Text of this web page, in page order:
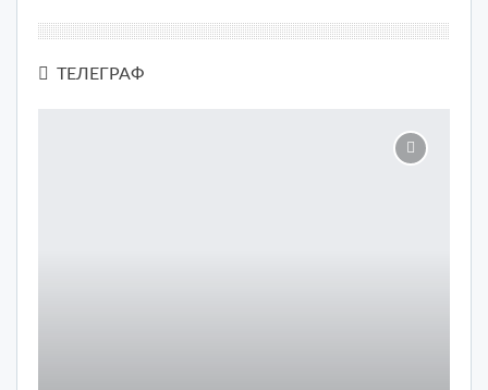
ТЕЛЕГРАФ